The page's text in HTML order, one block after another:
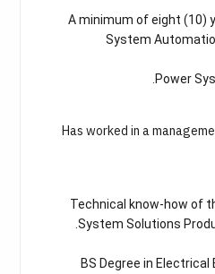
A minimum of eight (10)
System
Power
Has worked in a
3. Technical know-how
System Solutions
BS Degree in Electrical